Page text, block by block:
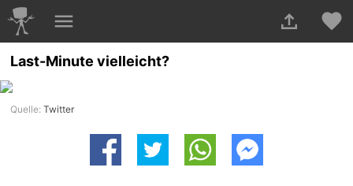
Last-Minute vielleicht?
Quelle:Twitter